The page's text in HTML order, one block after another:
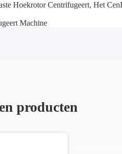
Hoekrotor Centrifugeert, Het
Machine
producten